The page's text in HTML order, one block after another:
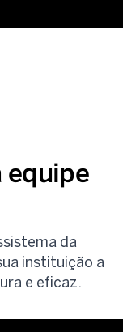
equipe
da
instituição a
e eficaz.